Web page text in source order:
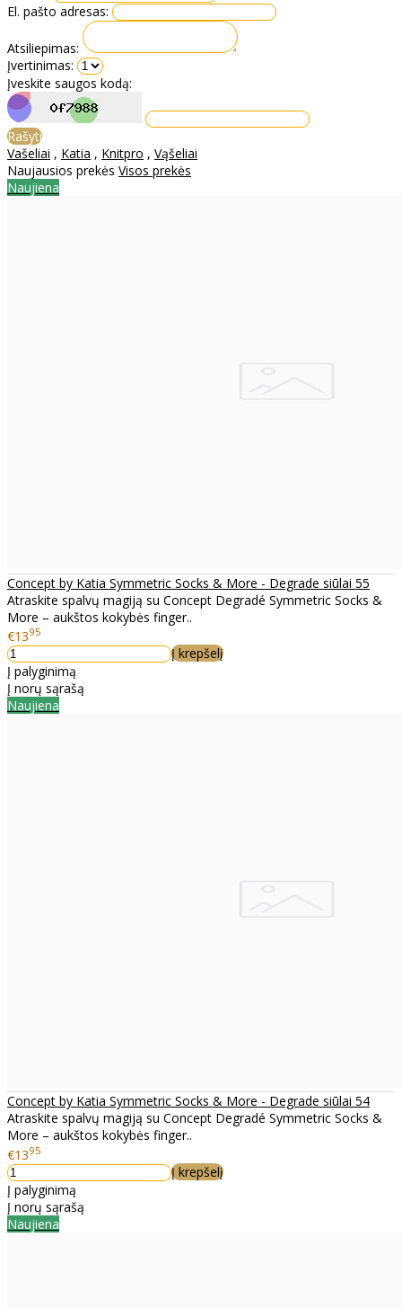
El. pašto adresas:
Atsiliepimas:
Įvertinimas:
Įveskite saugos kodą:
Rašyti
Vašeliai , Katia , Knitpro , Vąšeliai
Naujausios prekės Visos prekės
Naujiena
Concept by Katia Symmetric Socks & More - Degrade siūlai 55
Atraskite spalvų magiją su Concept Degradé Symmetric Socks &
More – aukštos kokybės finger..
€1395
Į krepšelį
Į palyginimą
Į norų sąrašą
Naujiena
Concept by Katia Symmetric Socks & More - Degrade siūlai 54
Atraskite spalvų magiją su Concept Degradé Symmetric Socks &
More – aukštos kokybės finger..
€1395
Į krepšelį
Į palyginimą
Į norų sąrašą
Naujiena